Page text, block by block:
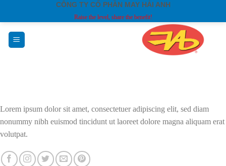
content
CÔNG TY CỔ PHẦN MAY HẢI ANH
Raise the level, share the benefit!
Lorem ipsum dolor sit amet, consectetuer adipiscing elit, sed diam
nonummy nibh euismod tincidunt ut laoreet dolore magna aliquam erat
volutpat.